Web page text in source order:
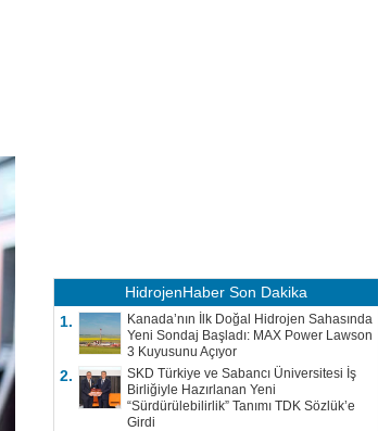
HidrojenHaber Son Dakika
1.
Kanada’nın İlk Doğal Hidrojen Sahasında
Yeni Sondaj Başladı: MAX Power Lawson
3 Kuyusunu Açıyor
2.
SKD Türkiye ve Sabancı Üniversitesi İş
Birliğiyle Hazırlanan Yeni
“Sürdürülebilirlik” Tanımı TDK Sözlük’e
Girdi